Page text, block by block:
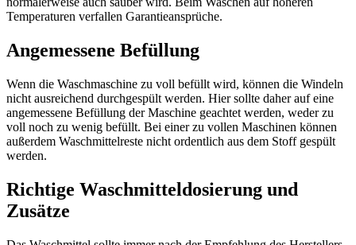
Temperaturen verfallen Garantieansprüche.
Angemessene Befüllung
Wenn die Waschmaschine zu voll befüllt wird, können die Windeln
nicht ausreichend durchgespült werden. Hier sollte daher auf eine
angemessene Befüllung der Maschine geachtet werden, weder zu
voll noch zu wenig befüllt. Bei einer zu vollen Maschinen können
außerdem Waschmittelreste nicht ordentlich aus dem Stoff gespült
werden.
Richtige Waschmitteldosierung und
Zusätze